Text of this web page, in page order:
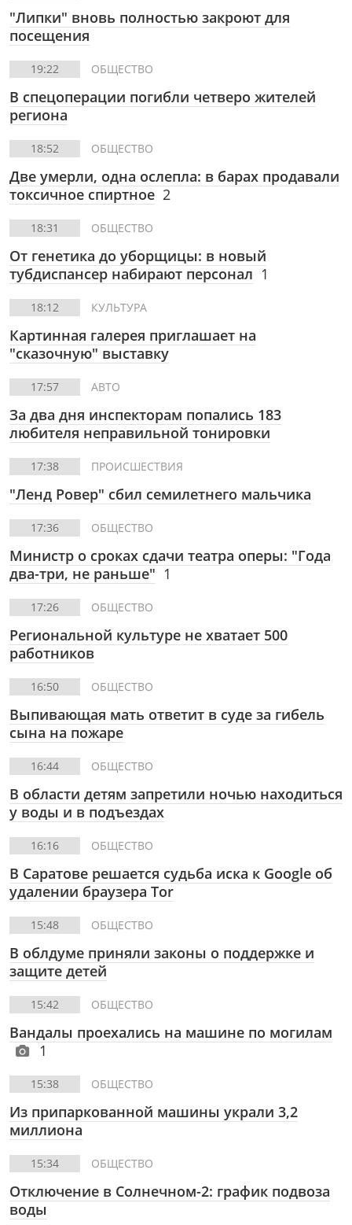
"Липки" вновь полностью закроют для
посещения
19:22 ОБЩЕСТВО
В спецоперации погибли четверо жителей
региона
18:52 ОБЩЕСТВО
Две умерли, одна ослепла: в барах продавали
токсичное спиртное 2
18:31 ОБЩЕСТВО
От генетика до уборщицы: в новый
тубдиспансер набирают персонал 1
18:12 КУЛЬТУРА
Картинная галерея приглашает на
"сказочную" выставку
17:57 АВТО
За два дня инспекторам попались 183
любителя неправильной тонировки
17:38 ПРОИСШЕСТВИЯ
"Ленд Ровер" сбил семилетнего мальчика
17:36 ОБЩЕСТВО
Министр о сроках сдачи театра оперы: "Года
два-три, не раньше" 1
17:26 ОБЩЕСТВО
Региональной культуре не хватает 500
работников
16:50 ОБЩЕСТВО
Выпивающая мать ответит в суде за гибель
сына на пожаре
16:44 ОБЩЕСТВО
В области детям запретили ночью находиться
у воды и в подъездах
16:16 ОБЩЕСТВО
В Саратове решается судьба иска к Google об
удалении браузера Tor
15:48 ОБЩЕСТВО
В облдуме приняли законы о поддержке и
защите детей
15:42 ОБЩЕСТВО
Вандалы проехались на машине по могилам
1
15:38 ОБЩЕСТВО
Из припаркованной машины украли 3,2
миллиона
15:34 ОБЩЕСТВО
Отключение в Солнечном-2: график подвоза
воды